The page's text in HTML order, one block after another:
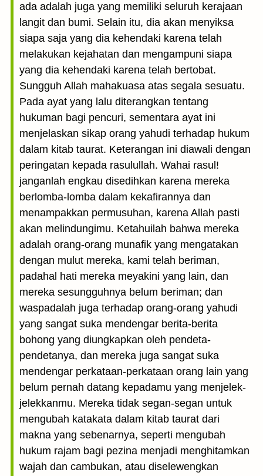
ada adalah juga yang memiliki seluruh kerajaan
langit dan bumi. Selain itu, dia akan menyiksa
siapa saja yang dia kehendaki karena telah
melakukan kejahatan dan mengampuni siapa
yang dia kehendaki karena telah bertobat.
Sungguh Allah mahakuasa atas segala sesuatu.
Pada ayat yang lalu diterangkan tentang
hukuman bagi pencuri, sementara ayat ini
menjelaskan sikap orang yahudi terhadap hukum
dalam kitab taurat. Keterangan ini diawali dengan
peringatan kepada rasulullah. Wahai rasul!
janganlah engkau disedihkan karena mereka
berlomba-lomba dalam kekafirannya dan
menampakkan permusuhan, karena Allah pasti
akan melindungimu. Ketahuilah bahwa mereka
adalah orang-orang munafik yang mengatakan
dengan mulut mereka, kami telah beriman,
padahal hati mereka meyakini yang lain, dan
mereka sesungguhnya belum beriman; dan
waspadalah juga terhadap orang-orang yahudi
yang sangat suka mendengar berita-berita
bohong yang diungkapkan oleh pendeta-
pendetanya, dan mereka juga sangat suka
mendengar perkataan-perkataan orang lain yang
belum pernah datang kepadamu yang menjelek-
jelekkanmu. Mereka tidak segan-segan untuk
mengubah katakata dalam kitab taurat dari
makna yang sebenarnya, seperti mengubah
hukum rajam bagi pezina menjadi menghitamkan
wajah dan cambukan, atau diselewengkan